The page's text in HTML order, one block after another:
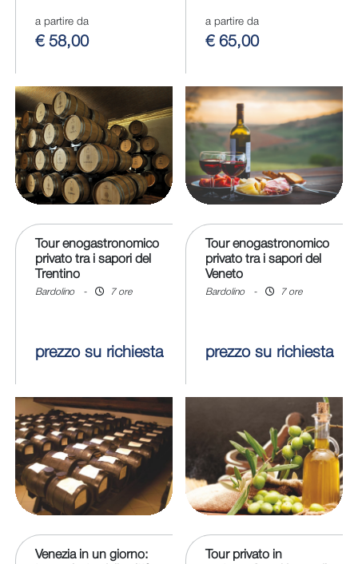
a partire da
€ 58,00
a partire da
€ 65,00
Tour enogastronomico
privato tra i sapori del
Trentino
Bardolino - 7 ore
prezzo su richiesta
Tour enogastronomico
privato tra i sapori del
Veneto
Bardolino - 7 ore
prezzo su richiesta
Venezia in un giorno:
Tour privato in